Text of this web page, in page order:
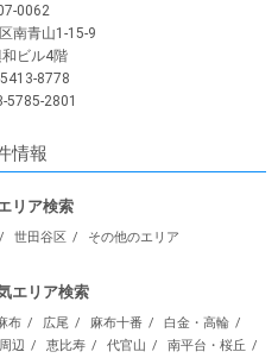
0062
南青山1-15-9
ビル4階
5413-8778
5785-2801
情報
リア検索
世田谷区 その他のエリア
エリア検索
布 広尾 麻布十番
白金・高輪
辺 恵比寿 代官山
南平台・桜丘